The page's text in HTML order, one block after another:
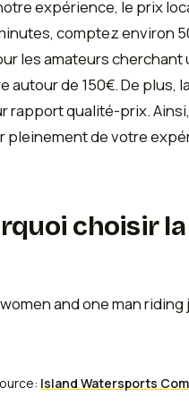
expérience, le prix
comptez environ
les amateurs
autour de 150€. De
rapport qualité-prix.
pleinement de votre
choisir
Island Watersports